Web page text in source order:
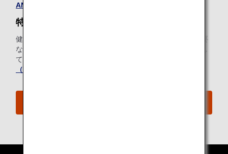
ANA Wi-Fi Serviceについて、詳しくはこちら
特別機内食（スペシャルミール）
健康上または宗教上の理由によりお食事に特別な配慮が必要
なお客様のために、ANAではさまざまな特別機内食を提供し
ております。ご出発前にお申し込みください。
（スペシャルミール）について、詳しくはこちら